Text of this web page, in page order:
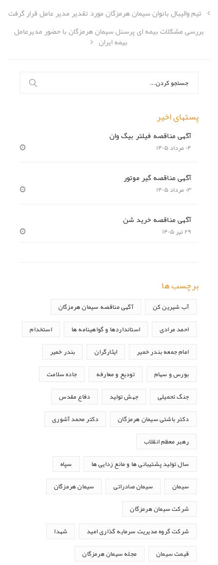
تیم والیبال بانوان سیمان هرمزگان مورد تقدیر مدیر عامل قرار گرفت
بررسی مشکلات بیمه ای پرسنل سیمان هرمزگان با حضور مدیرعامل
بیمه ایران
برای:
پستهای اخیر
آگهی مناقصه فیلتر بیگ وان
۰۴ مرداد ۱۴۰۵
آگهی مناقصه گیر موتور
۰۳ مرداد ۱۴۰۵
آگهی مناقصه خرید شن
۲۹ تیر ۱۴۰۵
برچسب ها
آب شیرین کن آگهی مناقصه سیمان هرمزگان
احمد مرادی استانداردها و گواهینامه ها استخدام
امام جمعه بندر خمیر ایثارگران بندر خمیر
بورس و سهام تودیع و معارفه جاده سلامت
جنگ تحمیلی جهش تولید دفاع مقدس
دکتر باشتی سیمان هرمزگان دکتر محمد آشوری
رهبر معظم انقلاب
سال تولید پشتیبانی ها و مانع زدایی ها سپاه
سیمان سیمان صادراتی سیمان هرمزگان
شرکت سیمان هرمزگان
شرکت گروه مدیریت سرمایه گذاری امید شهدا
قیمت سیمان مجله سیمان هرمزگان